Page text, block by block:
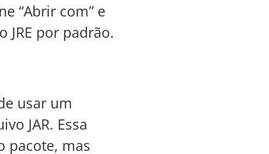
“Abrir com” e
JRE por padrão.
usar um
JAR. Essa
pacote, mas